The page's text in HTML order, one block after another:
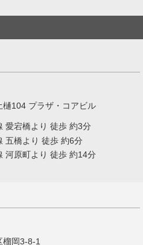
104 プラザ・コアビル
愛宕橋より 徒歩 約3分
五橋より 徒歩 約6分
河原町より 徒歩 約14分
榴岡3-8-1